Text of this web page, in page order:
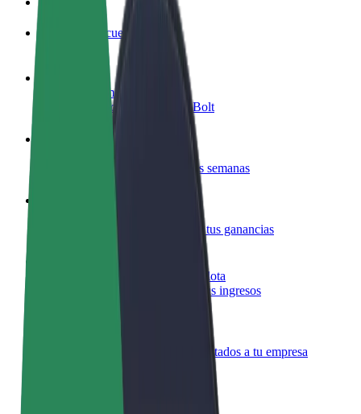
Preguntas frecuentes
Colaborar como conductor
Gana dinero colaborando con Bolt
Repartí comida y cobrá todas las semanas
Llegá a más clientes y maximizá tus ganancias
Registrarse como propietario de flota
Añadí tu flota a Bolt y potenciá tus ingresos
Bolt para empresas
Productos y servicios de Bolt adaptados a tu empresa